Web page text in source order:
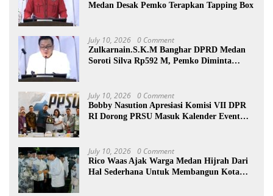
Medan Desak Pemko Terapkan Tapping Box
July 10, 2026 0 Comment
Zulkarnain.S.K.M Banghar DPRD Medan
Soroti Silva Rp592 M, Pemko Diminta
July 10, 2026 0 Comment
Bobby Nasution Apresiasi Komisi VII DPR
RI Dorong PRSU Masuk Kalender Event
July 10, 2026 0 Comment
Rico Waas Ajak Warga Medan Hijrah Dari
Hal Sederhana Untuk Membangun Kota